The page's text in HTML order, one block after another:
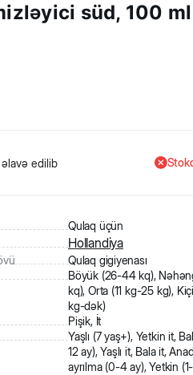
süd, 100 ml
edilib
edilib
Qulaq üçün
Hollandiya
Qulaq gigiyenası
Böyük (26-44 kq),
kq), Orta (11 kg-25 kg),
kg-dək)
Pişik, İt
Yaşlı (7 yaş+), Yetkin it,
12 ay), Yaşlı it, Bala it,
ayrılma (0-4 ay), Yetkin